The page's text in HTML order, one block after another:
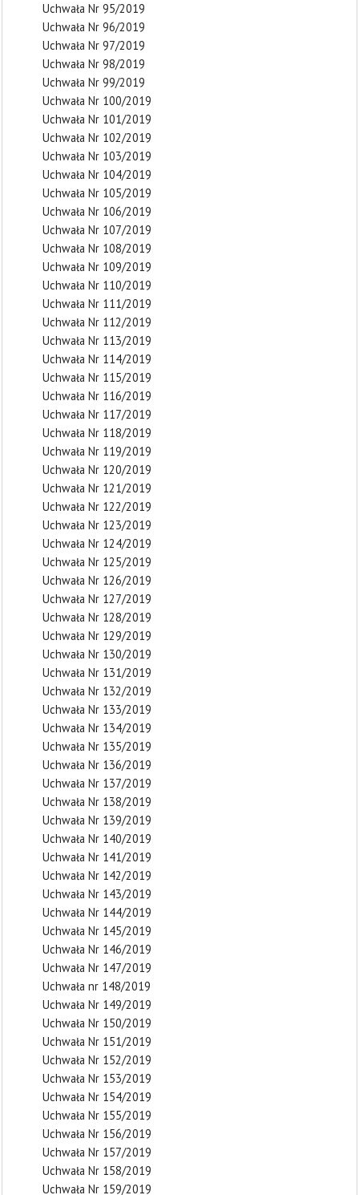
Uchwała Nr 95/2019
Uchwała Nr 96/2019
Uchwała Nr 97/2019
Uchwała Nr 98/2019
Uchwała Nr 99/2019
Uchwała Nr 100/2019
Uchwała Nr 101/2019
Uchwała Nr 102/2019
Uchwała Nr 103/2019
Uchwała Nr 104/2019
Uchwała Nr 105/2019
Uchwała Nr 106/2019
Uchwała Nr 107/2019
Uchwała Nr 108/2019
Uchwała Nr 109/2019
Uchwała Nr 110/2019
Uchwała Nr 111/2019
Uchwała Nr 112/2019
Uchwała Nr 113/2019
Uchwała Nr 114/2019
Uchwała Nr 115/2019
Uchwała Nr 116/2019
Uchwała Nr 117/2019
Uchwała Nr 118/2019
Uchwała Nr 119/2019
Uchwała Nr 120/2019
Uchwała Nr 121/2019
Uchwała Nr 122/2019
Uchwała Nr 123/2019
Uchwała Nr 124/2019
Uchwała Nr 125/2019
Uchwała Nr 126/2019
Uchwała Nr 127/2019
Uchwała Nr 128/2019
Uchwała Nr 129/2019
Uchwała Nr 130/2019
Uchwała Nr 131/2019
Uchwała Nr 132/2019
Uchwała Nr 133/2019
Uchwała Nr 134/2019
Uchwała Nr 135/2019
Uchwała Nr 136/2019
Uchwała Nr 137/2019
Uchwała Nr 138/2019
Uchwała Nr 139/2019
Uchwała Nr 140/2019
Uchwała Nr 141/2019
Uchwała Nr 142/2019
Uchwała Nr 143/2019
Uchwała Nr 144/2019
Uchwała Nr 145/2019
Uchwała Nr 146/2019
Uchwała Nr 147/2019
Uchwała nr 148/2019
Uchwała Nr 149/2019
Uchwała Nr 150/2019
Uchwała Nr 151/2019
Uchwała Nr 152/2019
Uchwała Nr 153/2019
Uchwała Nr 154/2019
Uchwała Nr 155/2019
Uchwała Nr 156/2019
Uchwała Nr 157/2019
Uchwała Nr 158/2019
Uchwała Nr 159/2019